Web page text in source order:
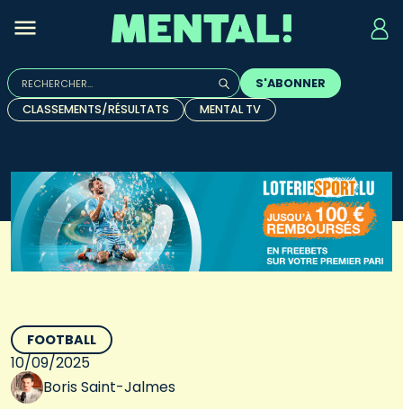
Rechercher :
Quand les résultats de l'auto-complétion sont
S'ABONNER
CLASSEMENTS/RÉSULTATS
MENTAL TV
FOOTBALL
10/09/2025
Boris Saint-Jalmes